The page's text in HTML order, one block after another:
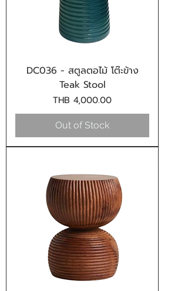
DC036 - สตูลตอไม้ โต๊ะข้าง
Teak Stool
Price
THB 4,000.00
Out of Stock